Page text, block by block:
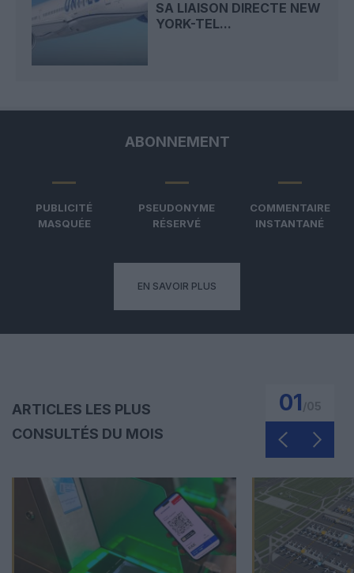
SA LIAISON DIRECTE NEW
YORK-TEL...
ABONNEMENT
PUBLICITÉ
MASQUÉE
PSEUDONYME
RÉSERVÉ
COMMENTAIRE
INSTANTANÉ
EN SAVOIR PLUS
ARTICLES LES PLUS
CONSULTÉS DU MOIS
01